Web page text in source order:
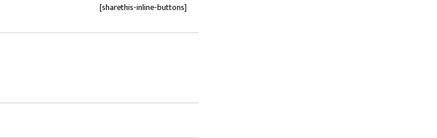
[sharethis-inline-buttons]